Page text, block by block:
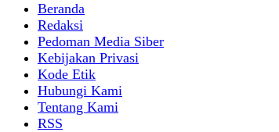
Beranda
Redaksi
Pedoman Media Siber
Kebijakan Privasi
Kode Etik
Hubungi Kami
Tentang Kami
RSS